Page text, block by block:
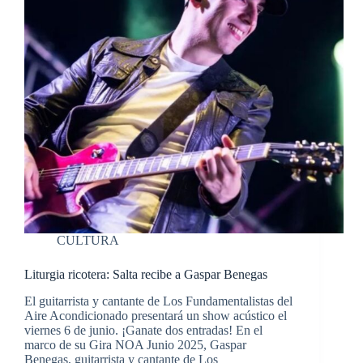
CULTURA
Liturgia ricotera: Salta recibe a Gaspar Benegas
El guitarrista y cantante de Los Fundamentalistas del
Aire Acondicionado presentará un show acústico el
viernes 6 de junio. ¡Ganate dos entradas! En el
marco de su Gira NOA Junio 2025, Gaspar
Benegas, guitarrista y cantante de Los